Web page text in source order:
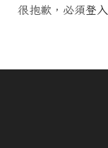
很抱歉，必須登入